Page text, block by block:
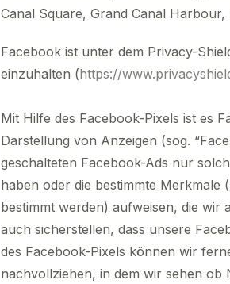
Canal Square, Grand Canal
Facebook ist unter dem Privacy-
einzuhalten (https://
Mit Hilfe des Facebook-Pixels ist es
Darstellung von Anzeigen (sog.
geschalteten Facebook-Ads nur
haben oder die bestimmte Merkmale
bestimmt werden) aufweisen, die wir
auch sicherstellen, dass unsere
des Facebook-Pixels können wir
nachvollziehen, in dem wir sehen ob